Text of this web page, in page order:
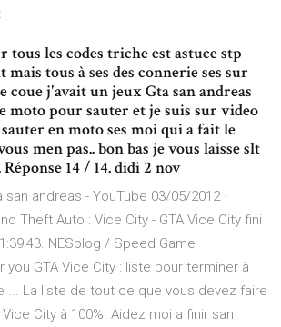
tous les codes triche est astuce stp
mais tous à ses des connerie ses sur
coue j'avait un jeux Gta san andreas
moto pour sauter et je suis sur video
en moto ses moi qui a fait le
men pas.. bon bas je vous laisse slt
14 / 14. didi 2 nov
andreas - YouTube 03/05/2012 ·
Theft Auto : Vice City - GTA Vice City fini
NESblog / Speed Game
GTA Vice City : liste pour terminer à
... La liste de tout ce que vous devez faire
City à 100%. Aidez moi a finir san